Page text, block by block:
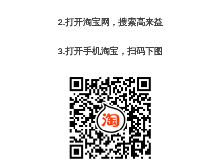
2.打开淘宝网，搜索高来益
3.打开手机淘宝，扫码下图